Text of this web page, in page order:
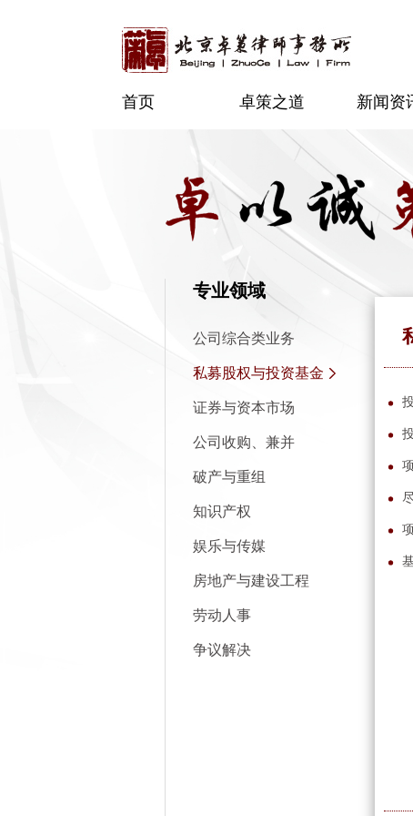
首页 卓策之道 新闻资
专业领域
公司综合类业务
私募股权与投资基金
证券与资本市场
公司收购、兼并
破产与重组
知识产权
娱乐与传媒
房地产与建设工程
劳动人事
争议解决